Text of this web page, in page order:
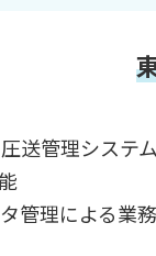
送管理システ
管理による業